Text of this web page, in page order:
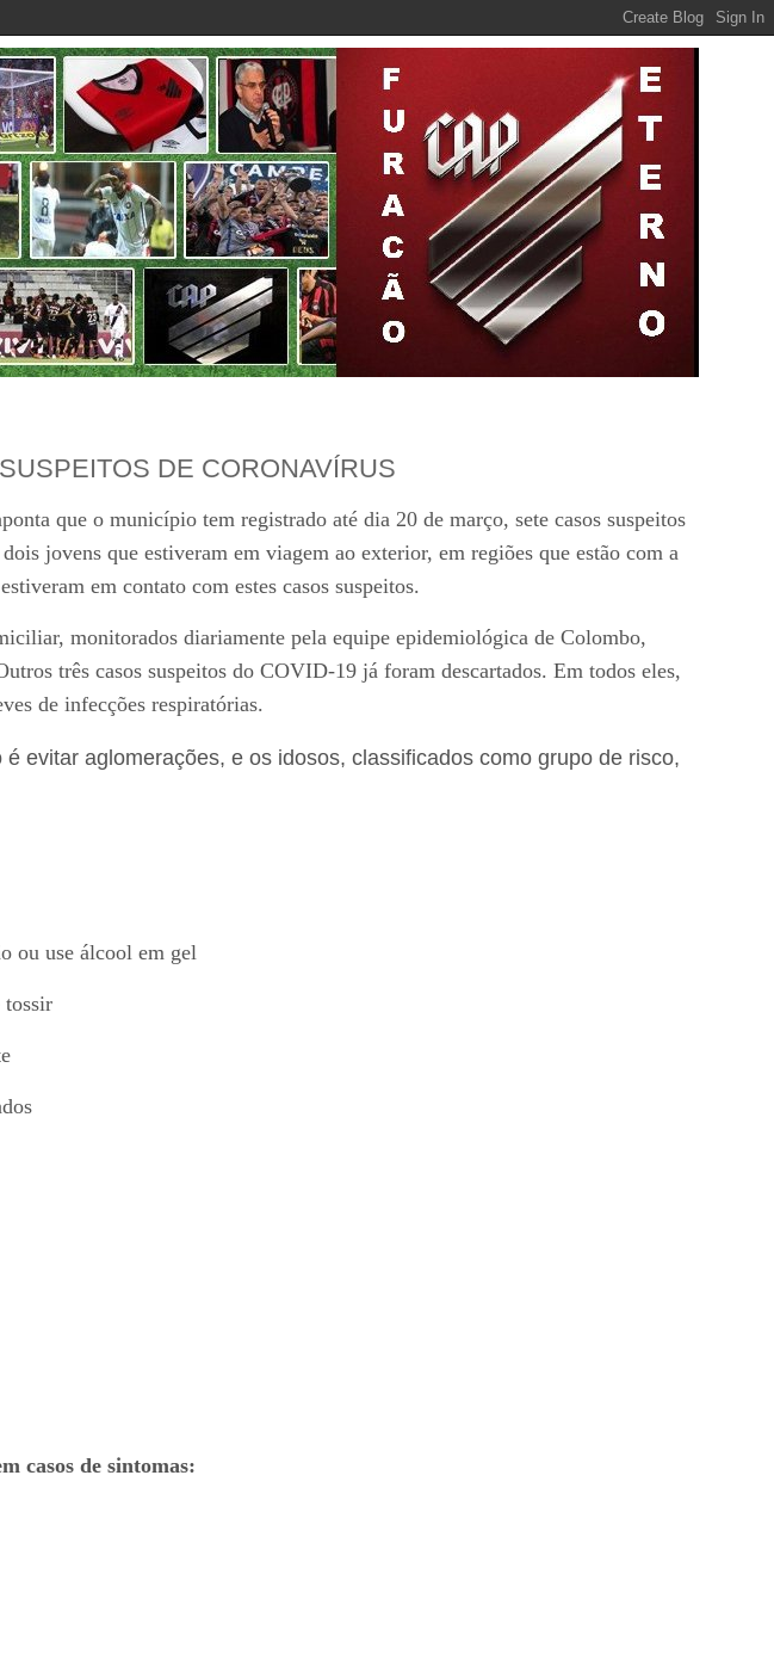
DE CORONAVÍRUS
que o município tem registrado até dia 20 de março, sete casos suspeitos
jovens que estiveram em viagem ao exterior, em regiões que estão com a
em contato com estes casos suspeitos.
monitorados diariamente pela equipe epidemiológica de Colombo,
três casos suspeitos do COVID-19 já foram descartados. Em todos eles,
de infecções respiratórias.
evitar aglomerações, e os idosos, classificados como grupo de risco,
ou use álcool em gel
tossir
casos de sintomas: